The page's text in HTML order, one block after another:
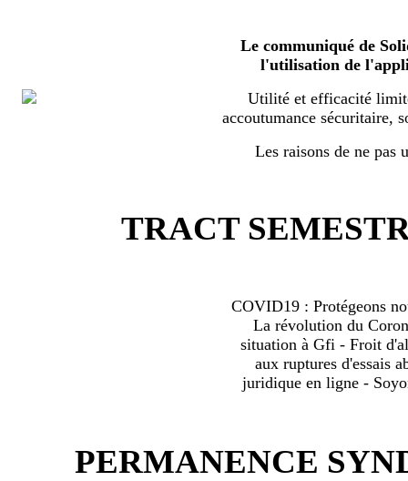
Le communiqué de
l'utilisation de
Utilité et efficacité
accoutumance sécuritaire,
Les raisons de ne pas
TRACT
COVID19 : Protégeons
La révolution du
situation à Gfi - Froit
aux ruptures d'essais
juridique en ligne -
PERMANENCE